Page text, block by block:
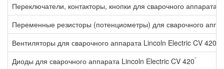
Переключатели, контакторы, кнопки для сварочного аппарата
Переменные резисторы (потенциометры) для сварочного
Вентиляторы для сварочного аппарата Lincoln Electric CV 420
Диоды для сварочного аппарата Lincoln Electric CV 420*